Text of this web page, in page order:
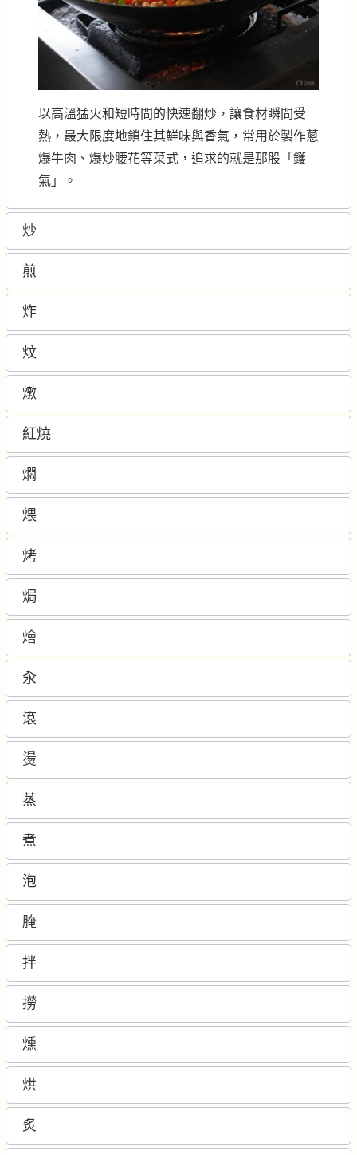
以高溫猛火和短時間的快速翻炒，讓食材瞬間受
熱，最大限度地鎖住其鮮味與香氣，常用於製作蔥
爆牛肉、爆炒腰花等菜式，追求的就是那股「鑊
氣」。
炒
煎
炸
炆
燉
紅燒
燜
煨
烤
焗
燴
汆
滾
燙
蒸
煮
泡
腌
拌
撈
燻
烘
炙